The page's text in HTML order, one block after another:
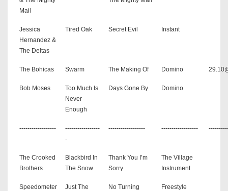
Mail
Jessica
Hernandez &
The Deltas
Tired Oak Secret Evil Instant
The Bohicas Swarm The Making Of Domino
Bob Moses
Too Much Is
Never
Enough
Days Gone By Domino
------------------
-----------------
-
------------------ ------------------
The Crooked
Brothers
Blackbird In
The Snow
Thank You I’m
Sorry
The Village
Instrument
Speedometer
Just The
No Turning
Freestyle